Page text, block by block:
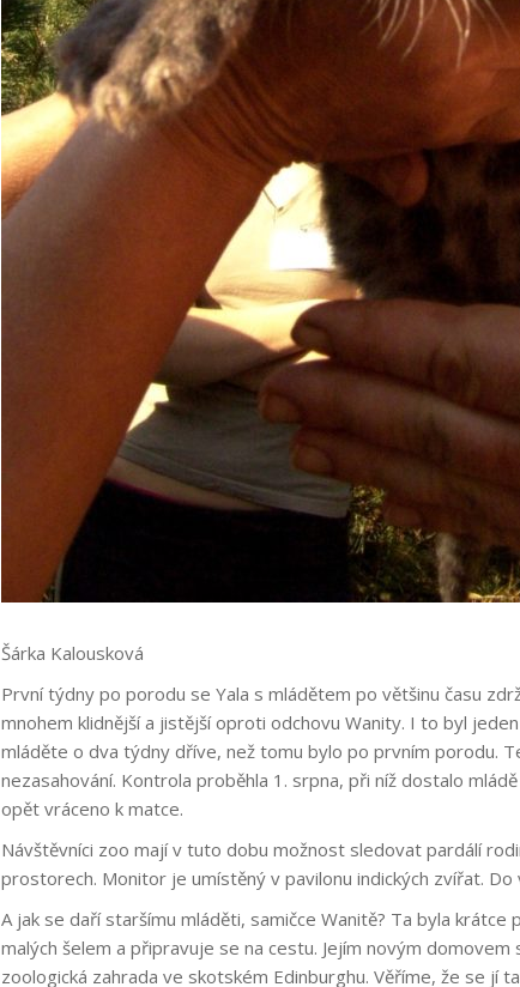
Šárka Kalousková
První týdny po porodu se Yala s mládětem po většinu času
mnohem klidnější a jistější oproti odchovu Wanity. I to byl
mláděte o dva týdny dříve, než tomu bylo po prvním porodu.
nezasahování. Kontrola proběhla 1. srpna, při níž dostalo
opět vráceno k matce.
Návštěvníci zoo mají v tuto dobu možnost sledovat pardálí
prostorech. Monitor je umístěný v pavilonu indických zvířat.
A jak se daří staršímu mláděti, samičce Wanitě? Ta byla
malých šelem a připravuje se na cestu. Jejím novým
zoologická zahrada ve skotském Edinburghu. Věříme, že se